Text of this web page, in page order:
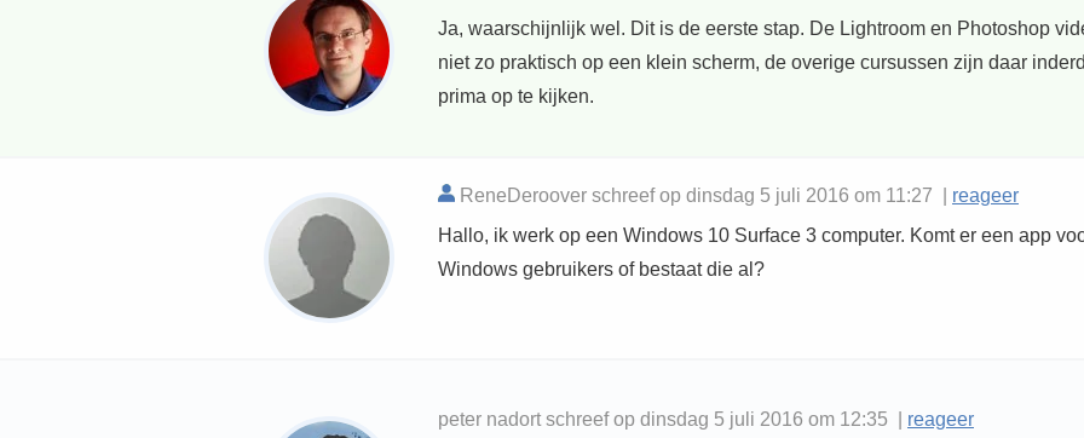
Ja, waarschijnlijk wel. Dit is de eerste stap. De Lightroom en Photoshop
niet zo praktisch op een klein scherm, de overige cursussen zijn daar
prima op te kijken.
ReneDeroover schreef op dinsdag 5 juli 2016 om 11:27 | reageer
Hallo, ik werk op een Windows 10 Surface 3 computer. Komt er een app
Windows gebruikers of bestaat die al?
peter nadort schreef op dinsdag 5 juli 2016 om 12:35 | reageer